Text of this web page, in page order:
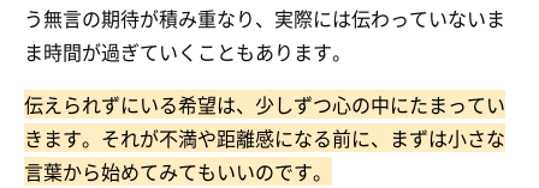
う無言の期待が積み重なり、実際には伝わっていないま
ま時間が過ぎていくこともあります。
伝えられずにいる希望は、少しずつ心の中にたまってい
きます。それが不満や距離感になる前に、まずは小さな
言葉から始めてみてもいいのです。